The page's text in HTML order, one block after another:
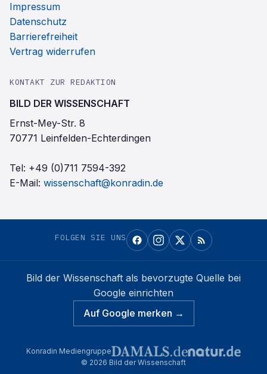
Impressum
Datenschutz
Barrierefreiheit
Vertrag widerrufen
KONTAKT ZUR REDAKTION
BILD DER WISSENSCHAFT
Ernst-Mey-Str. 8
70771 Leinfelden-Echterdingen
Tel: +49 (0)711 7594-392
E-Mail: wissenschaft@konradin.de
FOLGEN SIE UNS
Bild der Wissenschaft als bevorzugte Quelle bei
Google einrichten
Auf Google merken →
Konradin Mediengruppe
© 2026 Bild der Wissenschaft